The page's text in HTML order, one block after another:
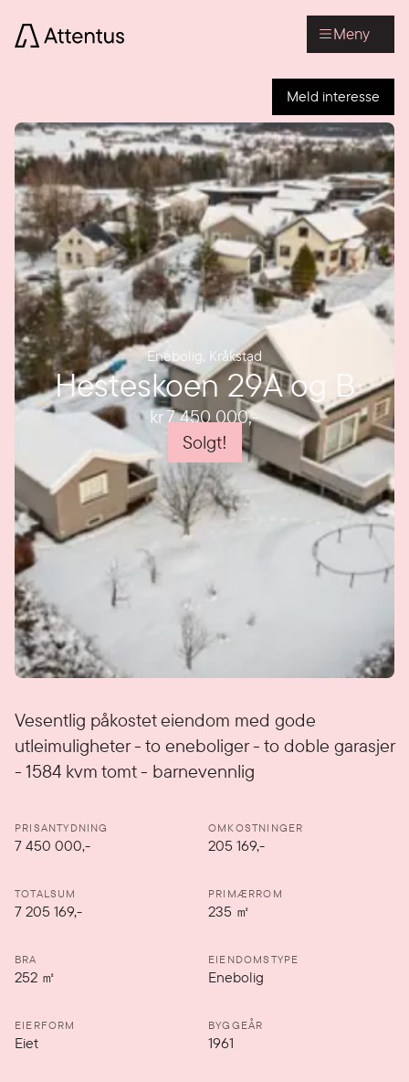
Meny
Meld interesse
Enebolig, Kråkstad
Hesteskoen 29A og B
kr 7 450 000,-
Solgt!
Vesentlig påkostet eiendom med gode
utleimuligheter - to eneboliger - to doble garasjer
- 1584 kvm tomt - barnevennlig
Detaljer
PRISANTYDNING
7 450 000,-
OMKOSTNINGER
205 169,-
TOTALSUM
7 205 169,-
PRIMÆRROM
235 ㎡
BRA
252 ㎡
EIENDOMSTYPE
Enebolig
EIERFORM
Eiet
BYGGEÅR
1961